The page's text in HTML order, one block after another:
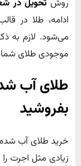
روش تحویل در
ادامه، طلا در
می‌شود. لازم به
موجودی طلای شما
طلای آب
بفروشید
خرید طلای آب
زیادی مثل اجرت